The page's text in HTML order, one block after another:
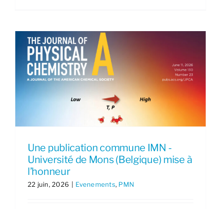
Une publication commune IMN -
Université de Mons (Belgique) mise à
l’honneur
22 juin, 2026 Evenements, PMN